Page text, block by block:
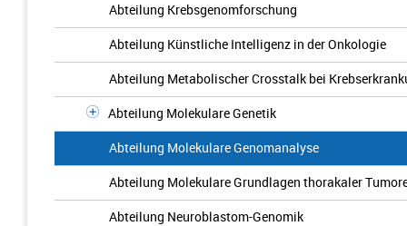
Abteilung Krebsgenomforschung
Abteilung Künstliche Intelligenz in der Onkologie
Abteilung Metabolischer Crosstalk bei
Abteilung Molekulare Genetik
Abteilung Molekulare Genomanalyse
Abteilung Molekulare Grundlagen thorakaler
Abteilung Neuroblastom-Genomik